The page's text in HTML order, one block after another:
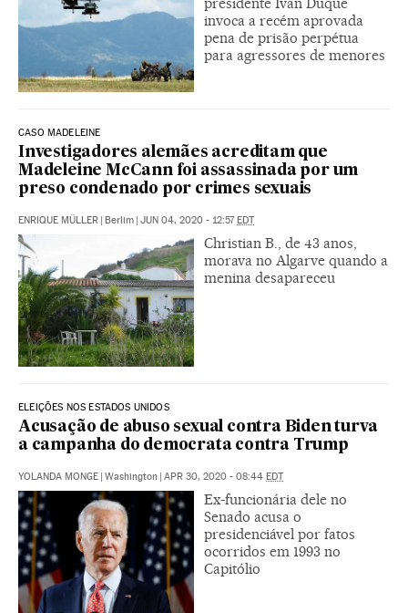
invoca a recém aprovada
pena de prisão perpétua
para agressores de menores
CASO MADELEINE
Investigadores alemães acreditam que
Madeleine McCann foi assassinada por um
preso condenado por crimes sexuais
ENRIQUE MÜLLER | Berlim | JUN 04, 2020 - 12:57EDT
Christian B., de 43 anos,
morava no Algarve quando a
menina desapareceu
ELEIÇÕES NOS ESTADOS UNIDOS
Acusação de abuso sexual contra Biden turva
a campanha do democrata contra Trump
YOLANDA MONGE | Washington | APR 30, 2020 - 08:44 EDT
Ex-funcionária dele no
Senado acusa o
presidenciável por fatos
ocorridos em 1993 no
Capitólio